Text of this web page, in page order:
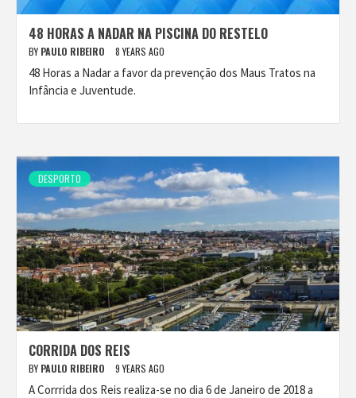
48 HORAS A NADAR NA PISCINA DO RESTELO
BY PAULO RIBEIRO 8 YEARS AGO
48 Horas a Nadar a favor da prevenção dos Maus Tratos na
Infância e Juventude.
DESPORTO
CORRIDA DOS REIS
BY PAULO RIBEIRO 9 YEARS AGO
A Corrrida dos Reis realiza-se no dia 6 de Janeiro de 2018 a